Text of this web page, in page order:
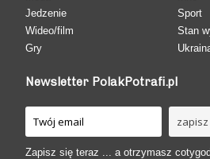
Jedzenie
Wideo/film
Gry
Sport
Stan
Newsletter PolakPotrafi.pl
Zapisz się teraz ... a otrzymasz